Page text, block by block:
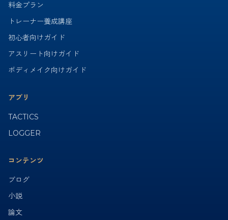
料金プラン
トレーナー養成講座
初心者向けガイド
アスリート向けガイド
ボディメイク向けガイド
アプリ
TACTICS
LOGGER
コンテンツ
ブログ
小説
論文